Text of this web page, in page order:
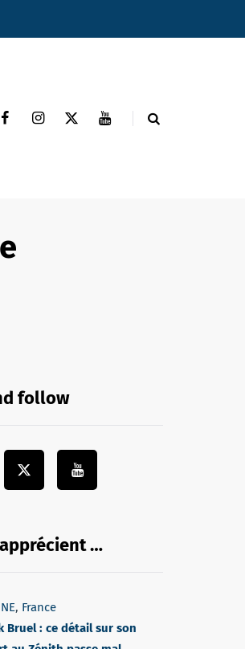
follow
…
, France
Bruel : ce détail sur son